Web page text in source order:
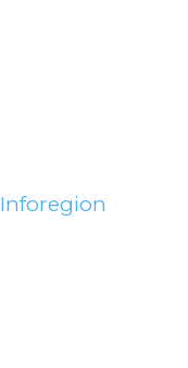
Inforegion